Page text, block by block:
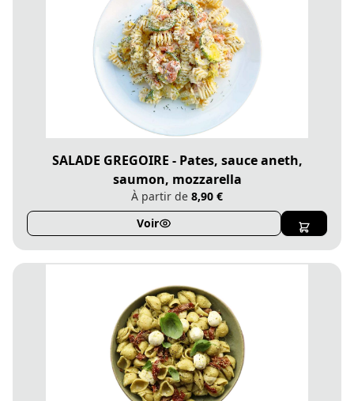
SALADE GREGOIRE - Pates, sauce aneth,
saumon, mozzarella
À partir de 8,90 €
Voir